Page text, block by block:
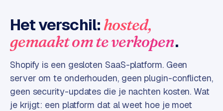
s
e
s
i
t
e
Het verschil: hosted,
gemaakt om te verkopen.
Shopify is een gesloten SaaS-platform. Geen
server om te onderhouden, geen plugin-conflicten,
geen security-updates die je nachten kosten. Wat
je krijgt: een platform dat al weet hoe je moet